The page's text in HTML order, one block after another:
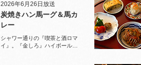
2026年6月26日放送
炭焼きハン馬ーグ＆馬カ
レー
シャワー通りの『喫茶と酒ロマ
イ』。『金しろ』ハイボールで